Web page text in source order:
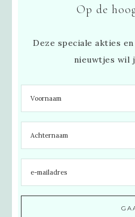
Op de
Deze speciale akties
nieuwtjes wil